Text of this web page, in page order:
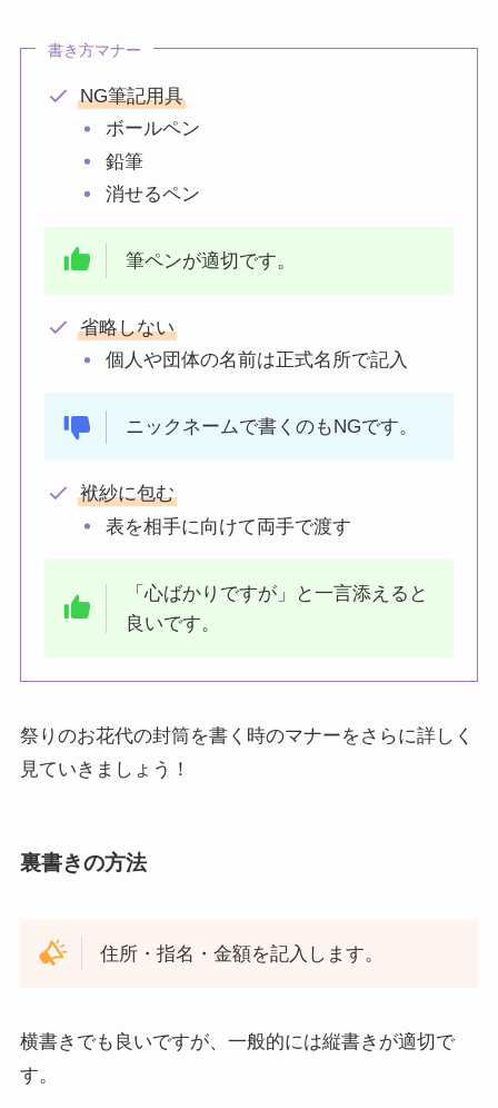
書き方マナー
NG筆記用具
ボールペン
鉛筆
消せるペン
筆ペンが適切です。
省略しない
個人や団体の名前は正式名所で記入
ニックネームで書くのもNGです。
袱紗に包む
表を相手に向けて両手で渡す
「心ばかりですが」と一言添えると
良いです。
祭りのお花代の封筒を書く時のマナーをさらに詳しく
見ていきましょう！
裏書きの方法
住所・指名・金額を記入します。
横書きでも良いですが、一般的には縦書きが適切で
す。